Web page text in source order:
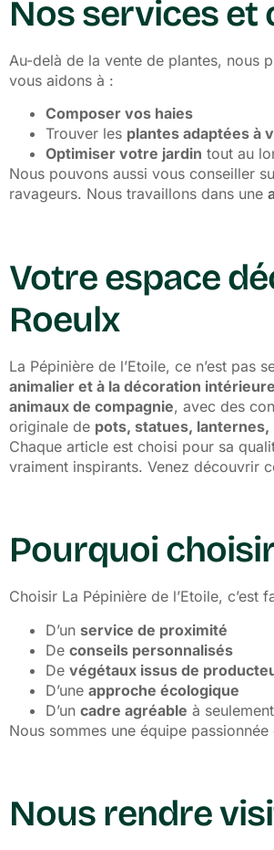
Nos services et
Au-delà de la vente de plantes, nous
vous aidons à :
Composer vos haies
Trouver les plantes adaptées à
Optimiser votre jardin tout au
Nous pouvons aussi vous conseiller
ravageurs. Nous travaillons dans une
Votre espace
Roeulx
La Pépinière de l’Etoile, ce n’est pas
animalier et à la décoration
animaux de compagnie, avec des
originale de pots, statues, lanternes,
Chaque article est choisi pour sa
vraiment inspirants. Venez découvrir
Pourquoi choisir
Choisir La Pépinière de l’Etoile, c’est
D’un service de proximité
De conseils personnalisés
De végétaux issus de
D’une approche écologique
D’un cadre agréable à
Nous sommes une équipe
Nous rendre